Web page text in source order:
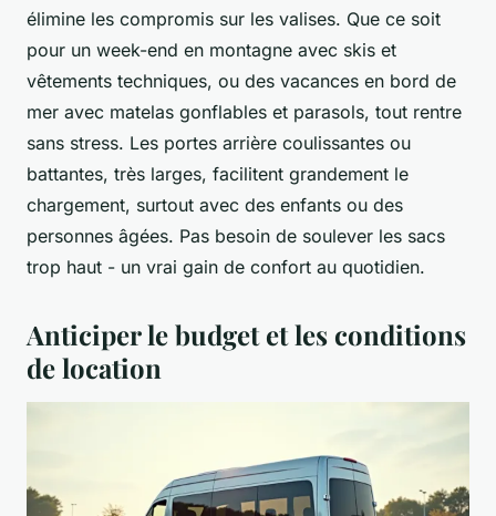
élimine les compromis sur les valises. Que ce soit
pour un week-end en montagne avec skis et
vêtements techniques, ou des vacances en bord de
mer avec matelas gonflables et parasols, tout rentre
sans stress. Les portes arrière coulissantes ou
battantes, très larges, facilitent grandement le
chargement, surtout avec des enfants ou des
personnes âgées. Pas besoin de soulever les sacs
trop haut - un vrai gain de confort au quotidien.
Anticiper le budget et les conditions
de location